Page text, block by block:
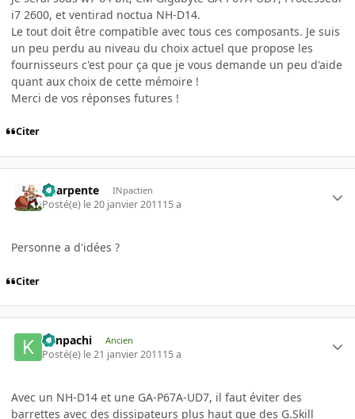
i7 2600, et ventirad noctua NH-D14.
Le tout doit être compatible avec tous ces composants. Je suis
un peu perdu au niveau du choix actuel que propose les
fournisseurs c'est pour ça que je vous demande un peu d'aide
quant aux choix de cette mémoire !
Merci de vos réponses futures !
Citer
Charpente INpactien
Posté(e) le 20 janvier 201115 a
Personne a d'idées ?
Citer
Kenpachi Ancien
Posté(e) le 21 janvier 201115 a
Avec un NH-D14 et une GA-P67A-UD7, il faut éviter des
barrettes avec des dissipateurs plus haut que des G.Skill